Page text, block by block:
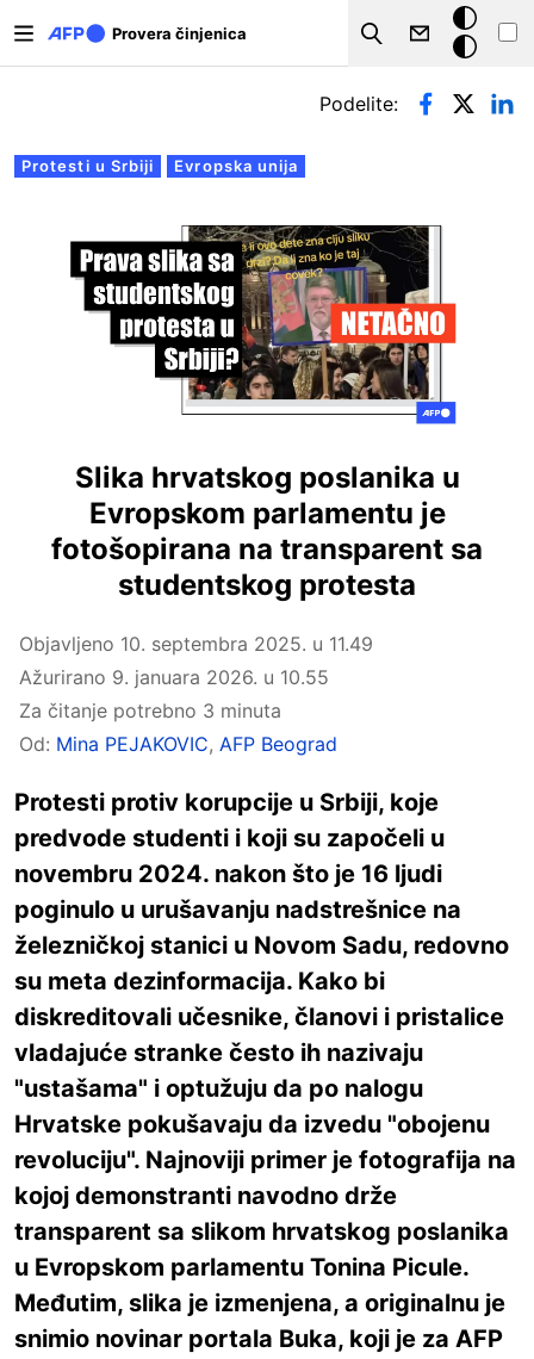
Provera činjenica
Search
Tamna
pozadina
Примарни табови
Protesti u Srbiji Evropska unija
Podelite:
Slika hrvatskog poslanika u
Evropskom parlamentu je
fotošopirana na transparent sa
studentskog protesta
Objavljeno 10. septembra 2025. u 11.49
Ažurirano 9. januara 2026. u 10.55
Za čitanje potrebno 3 minuta
Od: Mina PEJAKOVIC, AFP Beograd
Protesti protiv korupcije u Srbiji, koje
predvode studenti i koji su započeli u
novembru 2024. nakon što je 16 ljudi
poginulo u urušavanju nadstrešnice na
železničkoj stanici u Novom Sadu, redovno
su meta dezinformacija. Kako bi
diskreditovali učesnike, članovi i pristalice
vladajuće stranke često ih nazivaju
"ustašama" i optužuju da po nalogu
Hrvatske pokušavaju da izvedu "obojenu
revoluciju". Najnoviji primer je fotografija na
kojoj demonstranti navodno drže
transparent sa slikom hrvatskog poslanika
u Evropskom parlamentu Tonina Picule.
Međutim, slika je izmenjena, a originalnu je
snimio novinar portala Buka, koji je za AFP